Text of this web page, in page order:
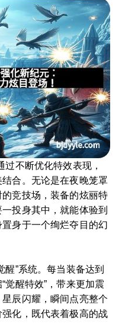
不断优化特效表现，
合。无论是在夜晚笼罩
竞技场，装备的炫丽特
投身其中，就能体验到
身于一个绚烂夺目的幻
醒”系统。每当装备达到
觉醒特效”，带来更加震
辰闪耀，瞬间点亮整个
化，既代表着极高的战